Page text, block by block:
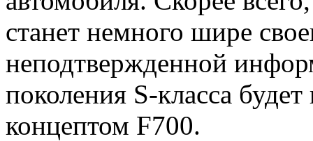
станет немного шире
неподтвержденной
поколения S-класса
концептом F700.